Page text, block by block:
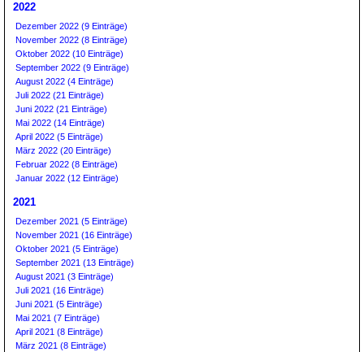
2022
Dezember 2022 (9 Einträge)
November 2022 (8 Einträge)
Oktober 2022 (10 Einträge)
September 2022 (9 Einträge)
August 2022 (4 Einträge)
Juli 2022 (21 Einträge)
Juni 2022 (21 Einträge)
Mai 2022 (14 Einträge)
April 2022 (5 Einträge)
März 2022 (20 Einträge)
Februar 2022 (8 Einträge)
Januar 2022 (12 Einträge)
2021
Dezember 2021 (5 Einträge)
November 2021 (16 Einträge)
Oktober 2021 (5 Einträge)
September 2021 (13 Einträge)
August 2021 (3 Einträge)
Juli 2021 (16 Einträge)
Juni 2021 (5 Einträge)
Mai 2021 (7 Einträge)
April 2021 (8 Einträge)
März 2021 (8 Einträge)